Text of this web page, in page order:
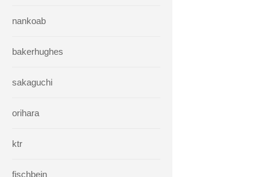
nankoab
bakerhughes
sakaguchi
orihara
ktr
fischbein